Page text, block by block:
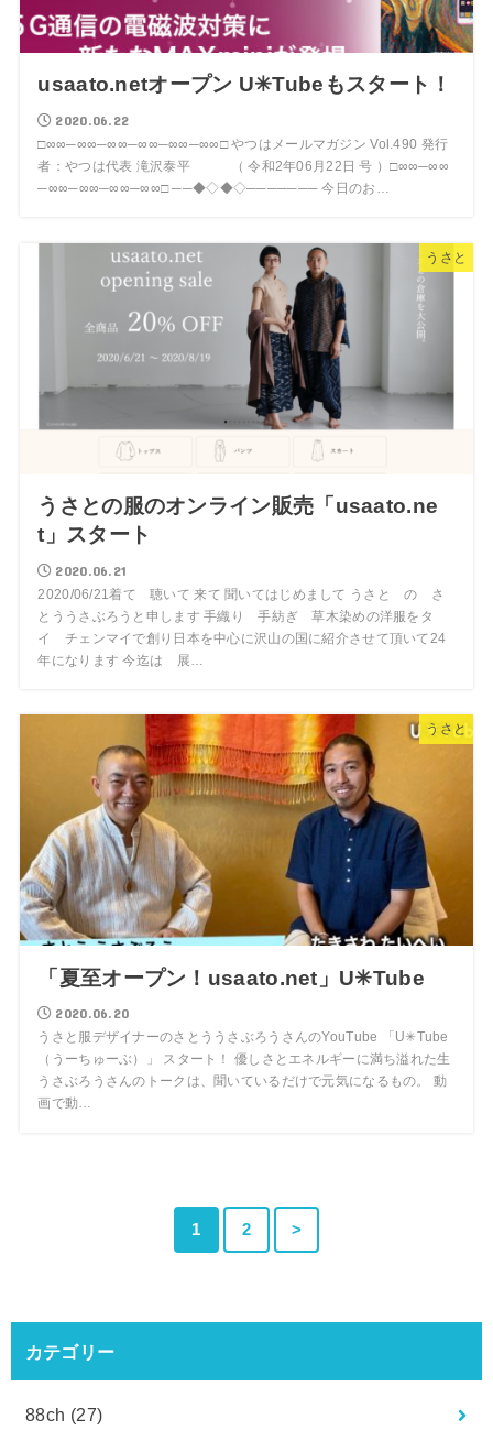
usaato.netオープン U✳︎Tubeもスタート！
2020.06.22
□∞∞─∞∞─∞∞─∞∞─∞∞─∞∞□ やつはメールマガジン Vol.490 発行
者：やつは代表 滝沢泰平 （ 令和2年06月22日 号 ）□∞∞─∞∞
─∞∞─∞∞─∞∞─∞∞□ ──◆◇◆◇─────── 今日のお…
うさと
うさとの服のオンライン販売「usaato.ne
t」スタート
2020.06.21
2020/06/21着て 聴いて 来て 聞いてはじめまして うさと の さ
とううさぶろうと申します 手織り 手紡ぎ 草木染めの洋服をタ
イ チェンマイで創り日本を中心に沢山の国に紹介させて頂いて24
年になります 今迄は 展…
うさと
「夏至オープン！usaato.net」U✳︎Tube
2020.06.20
うさと服デザイナーのさとううさぶろうさんのYouTube 「U✳︎Tube
（うーちゅーぶ）」 スタート！ 優しさとエネルギーに満ち溢れた生
うさぶろうさんのトークは、聞いているだけで元気になるもの。 動
画で動…
1 2 >
カテゴリー
88ch (27)